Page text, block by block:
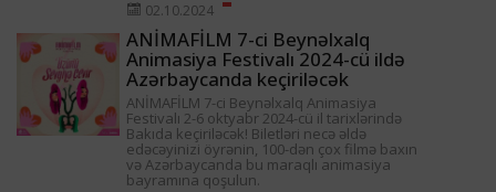
02.10.2024
ANİMAFİLM 7-ci Beynəlxalq
Animasiya Festivalı 2024-cü ildə
Azərbaycanda keçiriləcək
ANİMAFİLM 7-ci Beynəlxalq Animasiya
Festivalı 2-6 oktyabr 2024-cü il tarixlərində
Bakıda keçiriləcək! Biletləri necə əldə
edəcəyinizi öyrənin, 100-dən çox filmə baxın
və Azərbaycanda bu maraqlı animasiya
bayramına qoşulun.